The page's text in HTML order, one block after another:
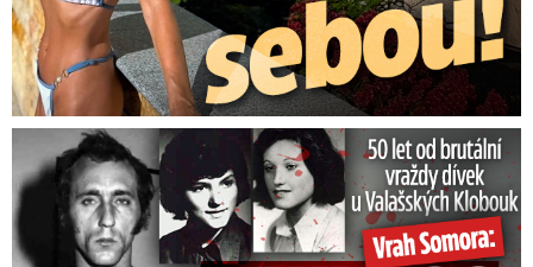
50 let od běsnění Somory: Těla dívek vrah ukryl na skládce